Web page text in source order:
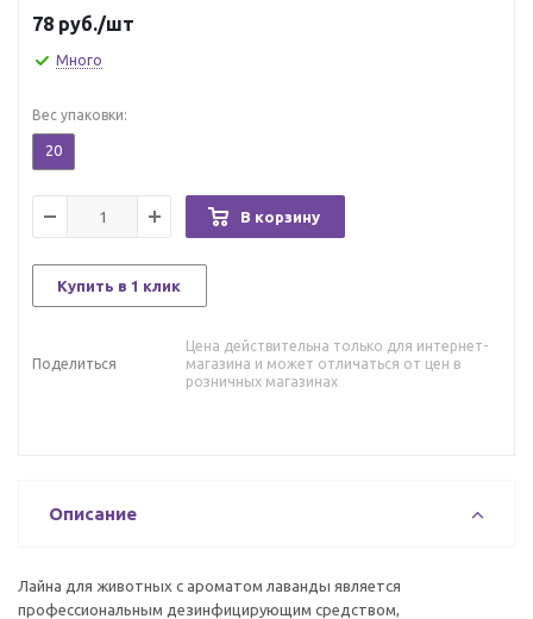
78 руб./шт
Много
Вес упаковки:
20
В корзину
Купить в 1 клик
Поделиться
Цена действительна только для интернет-
магазина и может отличаться от цен в
розничных магазинах
Описание
Лайна для животных с ароматом лаванды является
профессиональным дезинфицирующим средством,